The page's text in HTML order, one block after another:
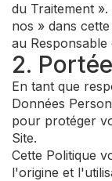
du Traitement
nos » dans
au Responsable
2.
En tant que
Données
pour protéger
Site.
Cette Politique
l'origine et